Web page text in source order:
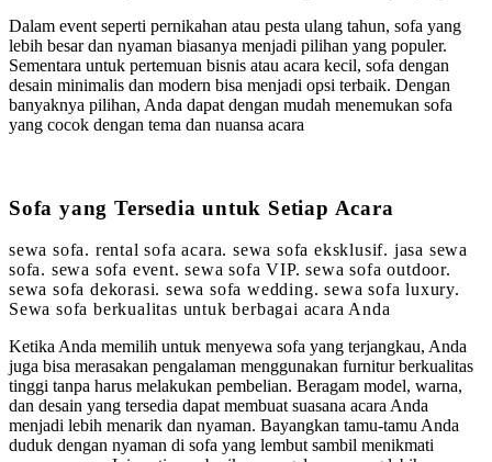
Dalam event seperti pernikahan atau pesta ulang tahun, sofa yang
lebih besar dan nyaman biasanya menjadi pilihan yang populer.
Sementara untuk pertemuan bisnis atau acara kecil, sofa dengan
desain minimalis dan modern bisa menjadi opsi terbaik. Dengan
banyaknya pilihan, Anda dapat dengan mudah menemukan sofa
yang cocok dengan tema dan nuansa acara
Sofa yang Tersedia untuk Setiap Acara
sewa sofa. rental sofa acara. sewa sofa eksklusif. jasa sewa
sofa. sewa sofa event. sewa sofa VIP. sewa sofa outdoor.
sewa sofa dekorasi. sewa sofa wedding. sewa sofa luxury.
Sewa sofa berkualitas untuk berbagai acara Anda
Ketika Anda memilih untuk menyewa sofa yang terjangkau, Anda
juga bisa merasakan pengalaman menggunakan furnitur berkualitas
tinggi tanpa harus melakukan pembelian. Beragam model, warna,
dan desain yang tersedia dapat membuat suasana acara Anda
menjadi lebih menarik dan nyaman. Bayangkan tamu-tamu Anda
duduk dengan nyaman di sofa yang lembut sambil menikmati